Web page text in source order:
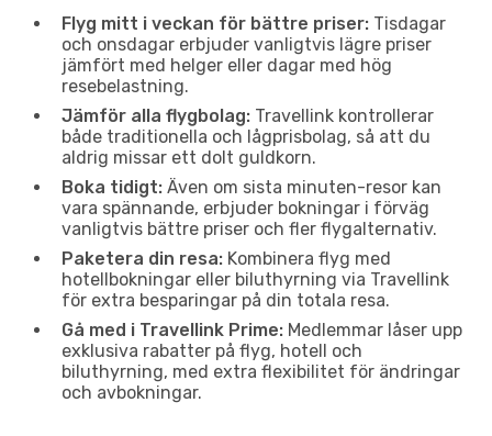
Flyg mitt i veckan för bättre priser: Tisdagar
och onsdagar erbjuder vanligtvis lägre priser
jämfört med helger eller dagar med hög
resebelastning.
Jämför alla flygbolag: Travellink kontrollerar
både traditionella och lågprisbolag, så att du
aldrig missar ett dolt guldkorn.
Boka tidigt: Även om sista minuten-resor kan
vara spännande, erbjuder bokningar i förväg
vanligtvis bättre priser och fler flygalternativ.
Paketera din resa: Kombinera flyg med
hotellbokningar eller biluthyrning via Travellink
för extra besparingar på din totala resa.
Gå med i Travellink Prime: Medlemmar låser upp
exklusiva rabatter på flyg, hotell och
biluthyrning, med extra flexibilitet för ändringar
och avbokningar.